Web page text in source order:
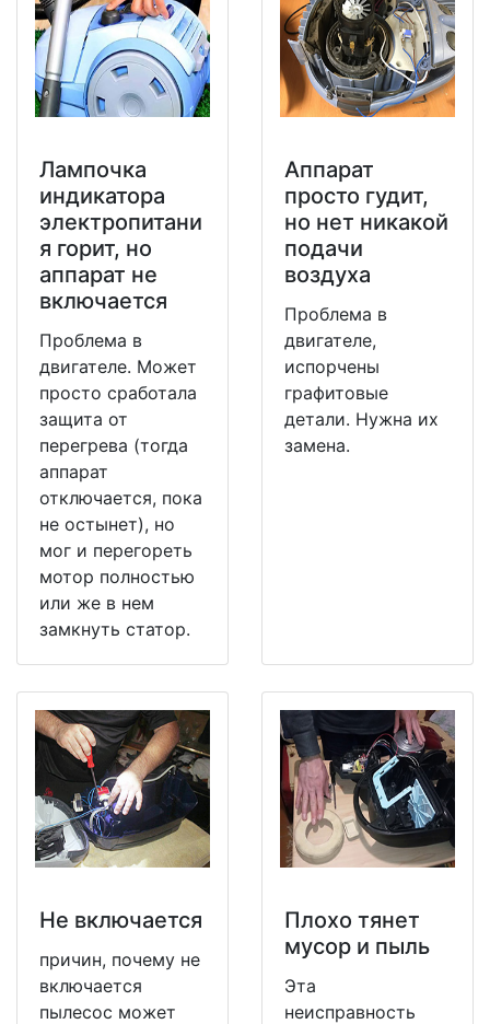
Лампочка
индикатора
электропитани
я горит, но
аппарат не
включается
Проблема в
двигателе. Может
просто сработала
защита от
перегрева (тогда
аппарат
отключается, пока
не остынет), но
мог и перегореть
мотор полностью
или же в нем
замкнуть статор.
Аппарат
просто гудит,
но нет никакой
подачи
воздуха
Проблема в
двигателе,
испорчены
графитовые
детали. Нужна их
замена.
Не включается
причин, почему не
включается
пылесос может
Плохо тянет
мусор и пыль
Эта
неисправность